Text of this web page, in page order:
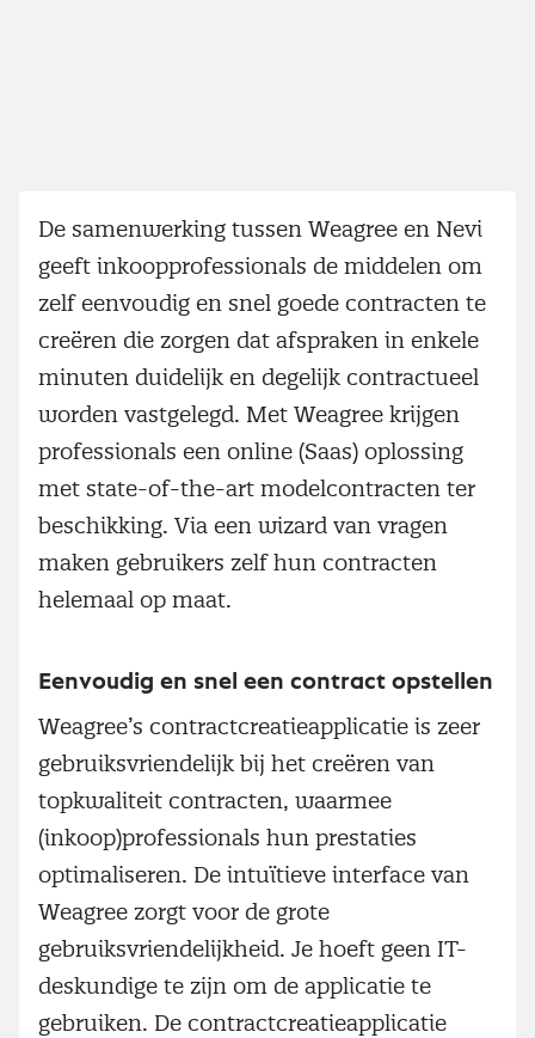
De samenwerking tussen Weagree en Nevi
geeft inkoopprofessionals de middelen om
zelf eenvoudig en snel goede contracten te
creëren die zorgen dat afspraken in enkele
minuten duidelijk en degelijk contractueel
worden vastgelegd. Met Weagree krijgen
professionals een online (Saas) oplossing
met state-of-the-art modelcontracten ter
beschikking. Via een wizard van vragen
maken gebruikers zelf hun contracten
helemaal op maat.
Eenvoudig en snel een contract opstellen
Weagree’s contractcreatieapplicatie is zeer
gebruiksvriendelijk bij het creëren van
topkwaliteit contracten, waarmee
(inkoop)professionals hun prestaties
optimaliseren. De intuïtieve interface van
Weagree zorgt voor de grote
gebruiksvriendelijkheid. Je hoeft geen IT-
deskundige te zijn om de applicatie te
gebruiken. De contractcreatieapplicatie